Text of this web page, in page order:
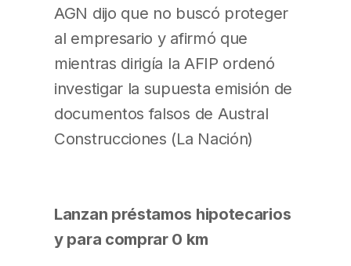
AGN dijo que no buscó proteger
al empresario y afirmó que
mientras dirigía la AFIP ordenó
investigar la supuesta emisión de
documentos falsos de Austral
Construcciones (La Nación)
Lanzan préstamos hipotecarios
y para comprar 0 km